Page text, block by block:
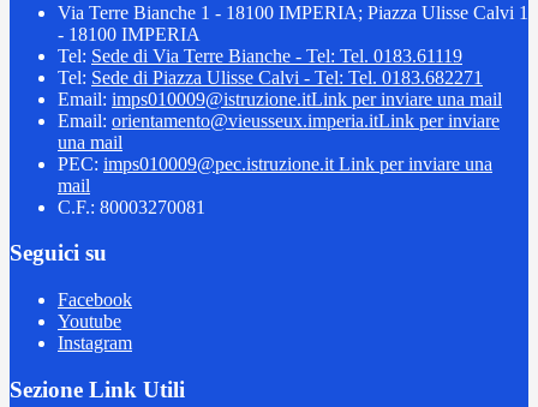
Via Terre Bianche 1 - 18100 IMPERIA; Piazza Ulisse Calvi 1
- 18100 IMPERIA
Tel: Sede di Via Terre Bianche - Tel: Tel. 0183.61119
Tel: Sede di Piazza Ulisse Calvi - Tel: Tel. 0183.682271
Email: imps010009@istruzione.itLink per inviare una mail
Email: orientamento@vieusseux.imperia.itLink per inviare
una mail
PEC: imps010009@pec.istruzione.it Link per inviare una
mail
C.F.: 80003270081
Seguici su
Facebook
Youtube
Instagram
Sezione Link Utili